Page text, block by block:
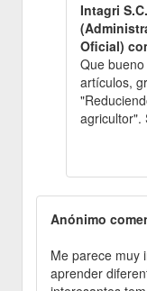
Intagri
Oficial)
Que
artículos,
agricultor".
Anónimo
Me parece muy
aprender